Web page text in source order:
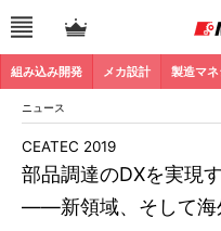
組み込み開発 メカ設計 製造マネ
ニュース
部品調達のDXを実現
――新領域、そして海
CEATEC 2019